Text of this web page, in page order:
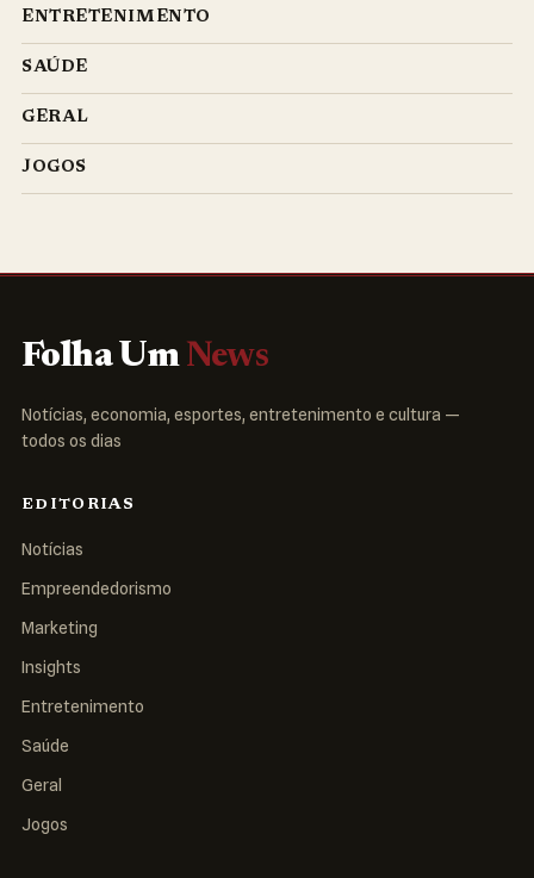
ENTRETENIMENTO
SAÚDE
GERAL
JOGOS
Folha Um News
Notícias, economia, esportes, entretenimento e cultura —
todos os dias
EDITORIAS
Notícias
Empreendedorismo
Marketing
Insights
Entretenimento
Saúde
Geral
Jogos